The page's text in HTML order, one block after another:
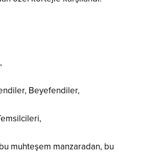
Beyefendiler,
muhteşem manzaradan, bu